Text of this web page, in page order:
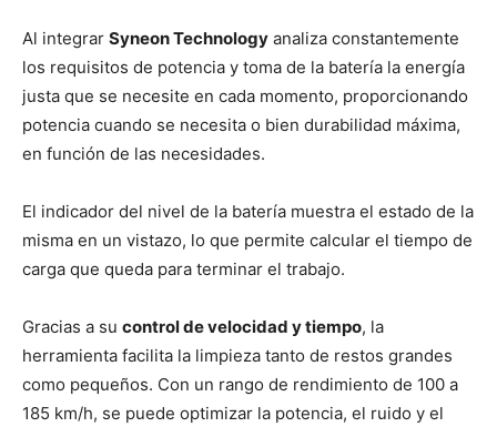
Al integrar Syneon Technology analiza constantemente
los requisitos de potencia y toma de la batería la energía
justa que se necesite en cada momento, proporcionando
potencia cuando se necesita o bien durabilidad máxima,
en función de las necesidades.
El indicador del nivel de la batería muestra el estado de la
misma en un vistazo, lo que permite calcular el tiempo de
carga que queda para terminar el trabajo.
Gracias a su control de velocidad y tiempo, la
herramienta facilita la limpieza tanto de restos grandes
como pequeños. Con un rango de rendimiento de 100 a
185 km/h, se puede optimizar la potencia, el ruido y el